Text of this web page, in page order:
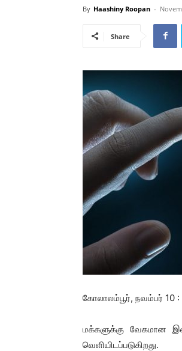
By Haashiny Roopan -
Share
கோலாலம்பூர், நவம்பர் 10 :
மக்களுக்கு வேகமான
வெளியிடப்படுகிறது.